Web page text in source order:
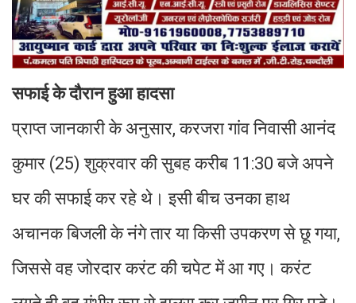
सफाई के दौरान हुआ हादसा
प्राप्त जानकारी के अनुसार, करजरा गांव निवासी आनंद
कुमार (25) शुक्रवार की सुबह करीब 11:30 बजे अपने
घर की सफाई कर रहे थे। इसी बीच उनका हाथ
अचानक बिजली के नंगे तार या किसी उपकरण से छू गया,
जिससे वह जोरदार करंट की चपेट में आ गए। करंट